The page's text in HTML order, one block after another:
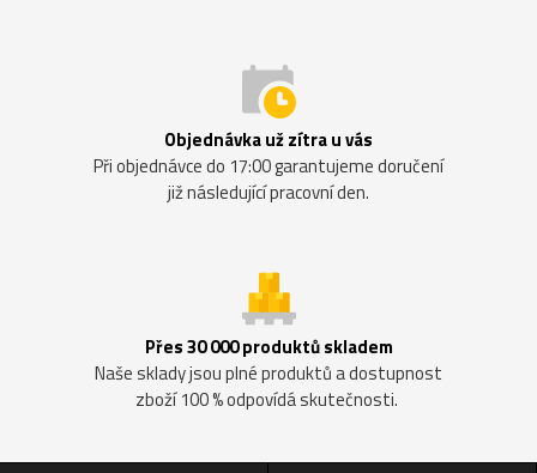
Objednávka už zítra u vás
Při objednávce do 17:00 garantujeme doručení
již následující pracovní den.
Přes 30 000 produktů skladem
Naše sklady jsou plné produktů a dostupnost
zboží 100 % odpovídá skutečnosti.